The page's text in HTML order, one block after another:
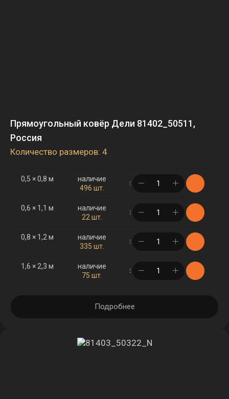
Прямоугольный ковёр Дели 81402_50511,
Россия
Количество размеров: 4
0,5 × 0,8 м
наличие
496 шт.
в корзине
0,6 × 1,1 м
наличие
22 шт.
в корзине
0,8 × 1,2 м
наличие
335 шт.
в корзине
1,6 × 2,3 м
наличие
75 шт.
в корзине
Подробнее